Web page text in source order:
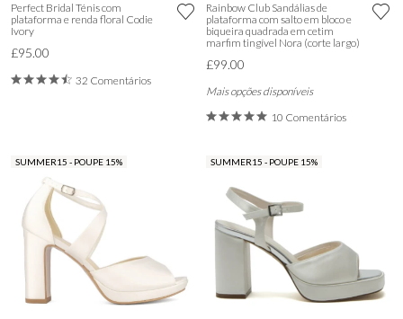
Perfect Bridal Ténis com
plataforma e renda floral Codie
Ivory
£95.00
32 Comentários
Rainbow Club Sandálias de
plataforma com salto em bloco e
biqueira quadrada em cetim
marfim tingível Nora (corte largo)
£99.00
Mais opções disponíveis
10 Comentários
SUMMER15 - POUPE 15% SUMMER15 - POUPE 15%